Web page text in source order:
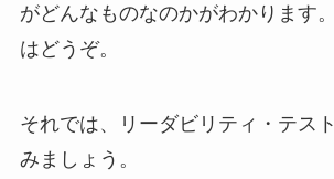
がどんなものなのかがわかります
はどうぞ。
それでは、リーダビリティ・テス
みましょう。